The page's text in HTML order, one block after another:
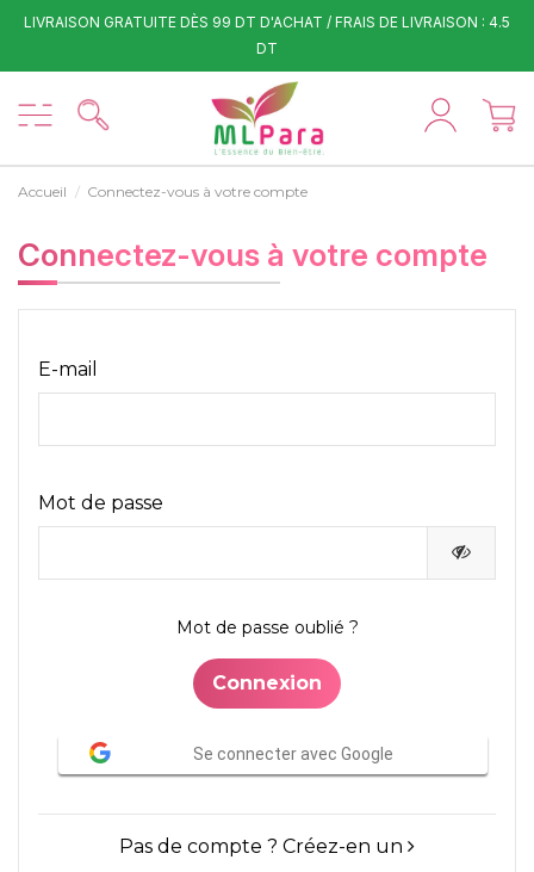
LIVRAISON GRATUITE DÈS 99 DT D'ACHAT / FRAIS DE LIVRAISON : 4.5
DT
Accueil Connectez-vous à votre compte
Connectez-vous à votre compte
E-mail
Mot de passe
Mot de passe oublié ?
Connexion
Se connecter avec Google
Pas de compte ? Créez-en un